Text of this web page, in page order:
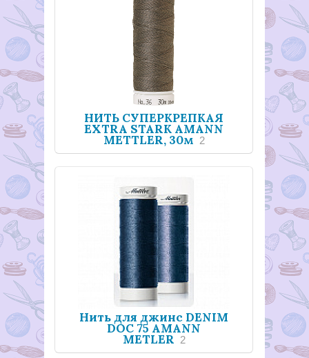
НИТЬ СУПЕРКРЕПКАЯ
EXTRA STARK AMANN
METTLER, 30м 2
Нить для джинс DENIM
DOC 75 AMANN
METLER 2